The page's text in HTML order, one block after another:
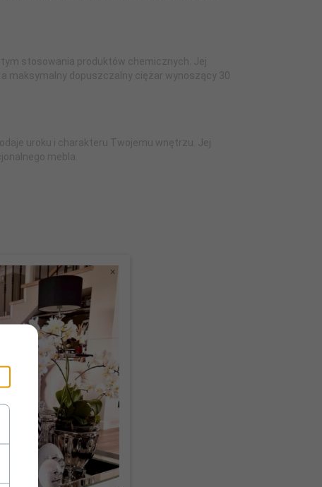
stosowania produktów chemicznych. Jej
maksymalny dopuszczalny ciężar wynoszący 30
uroku i charakteru Twojemu wnętrzu. Jej
mebla.
×